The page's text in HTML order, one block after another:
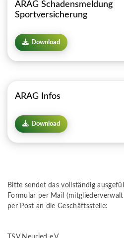
ARAG Schadensmeldung
Sportversicherung
Download
ARAG Infos
Download
Bitte sendet das vollständig
Formular per Mail (
per Post an die Geschäftsstelle: